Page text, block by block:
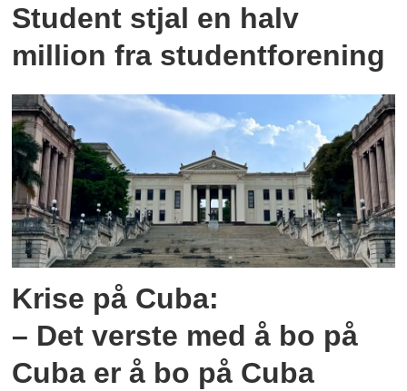
Student stjal en halv
million fra studentforening
Krise på Cuba:
– Det verste med å bo på
Cuba er å bo på Cuba